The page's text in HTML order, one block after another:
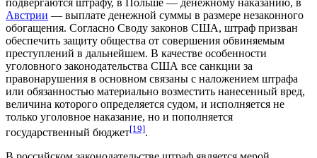
подвергаются штрафу, в Польше — денежному наказанию, в
Австрии — выплате денежной суммы в размере незаконного
обогащения. Согласно Своду законов США, штраф призван
обеспечить защиту общества от совершения обвиняемым
преступлений в дальнейшем. В качестве особенности
уголовного законодательства США все санкции за
правонарушения в основном связаны с наложением штрафа
или обязанностью материально возместить нанесенный вред,
величина которого определяется судом, и исполняется не
только уголовное наказание, но и пополняется
государственный бюджет[19].